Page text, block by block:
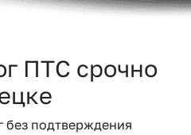
ПТС срочно
без подтверждения